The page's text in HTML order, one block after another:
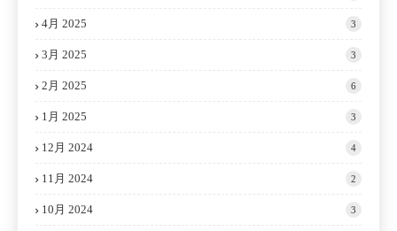
4月 2025 3
3月 2025 3
2月 2025 6
1月 2025 3
12月 2024 4
11月 2024 2
10月 2024 3